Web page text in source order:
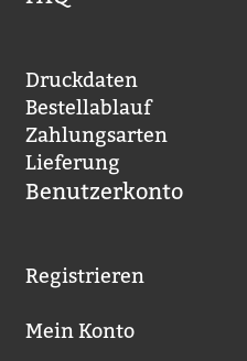
Druckdaten
Bestellablauf
Zahlungsarten
Lieferung
Benutzerkonto
Registrieren
Mein Konto